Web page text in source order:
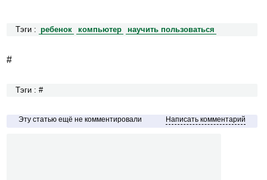
Тэги : ребенок компьютер научить пользоваться
#
Тэги : #
Эту статью ещё не комментировали Написать комментарий